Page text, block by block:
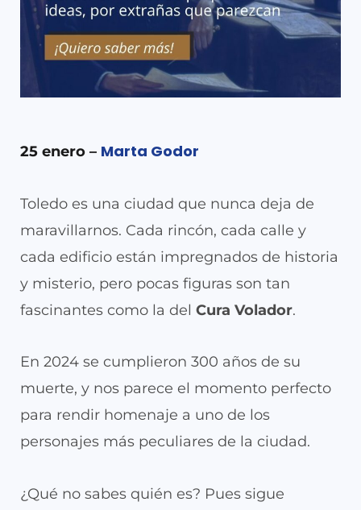
25 enero – Marta Godor
Toledo es una ciudad que nunca deja de
maravillarnos. Cada rincón, cada calle y
cada edificio están impregnados de historia
y misterio, pero pocas figuras son tan
fascinantes como la del Cura Volador.
En 2024 se cumplieron 300 años de su
muerte, y nos parece el momento perfecto
para rendir homenaje a uno de los
personajes más peculiares de la ciudad.
¿Qué no sabes quién es? Pues sigue